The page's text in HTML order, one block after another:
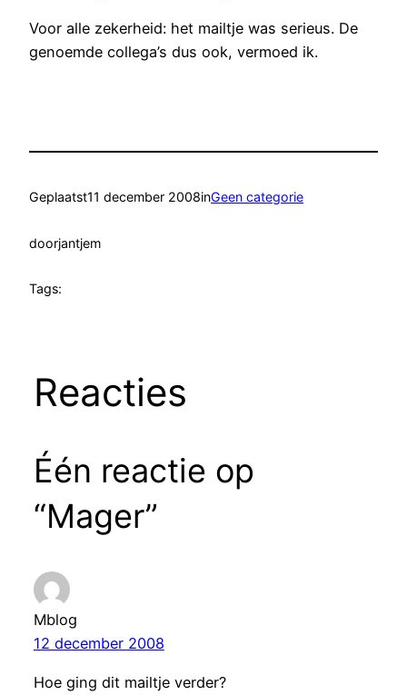
Voor alle zekerheid: het mailtje was serieus. De
genoemde collega’s dus ook, vermoed ik.
Geplaatst11 december 2008inGeen categorie
doorjantjem
Tags:
Reacties
Één reactie op
“Mager”
Mblog
12 december 2008
Hoe ging dit mailtje verder?